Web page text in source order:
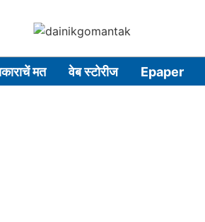
मत वेब स्टोरीज Epaper